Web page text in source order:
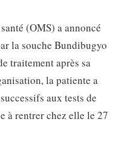
(OMS) a annoncé
la souche Bundibugyo
traitement après sa
la patiente a
aux tests de
à rentrer chez elle le 27